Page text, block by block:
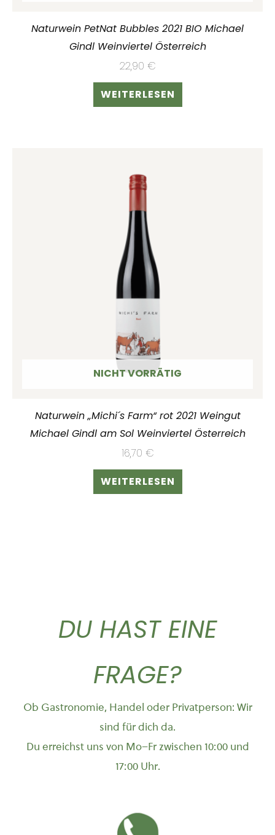
Naturwein PetNat Bubbles 2021 BIO Michael
Gindl Weinviertel Österreich
22,90 €
WEITERLESEN
NICHT VORRÄTIG
Naturwein „Michi´s Farm“ rot 2021 Weingut
Michael Gindl am Sol Weinviertel Österreich
16,70 €
WEITERLESEN
DU HAST EINE
FRAGE?
Ob Gastronomie, Handel oder Privatperson: Wir
sind für dich da.
Du erreichst uns von Mo–Fr zwischen 10:00 und
17:00 Uhr.